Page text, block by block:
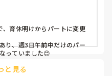
、育休明けからパートに変更
り、週3日午前中だけのパー
っていました😊
と見る